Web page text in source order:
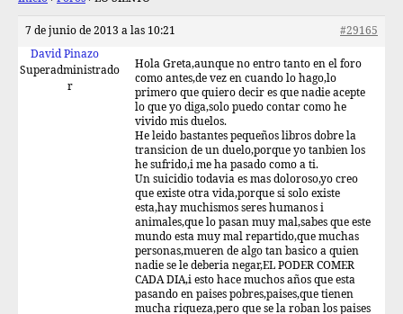
7 de junio de 2013 a las 10:21
#29165
David Pinazo
Superadministrado
r
Hola Greta,aunque no entro tanto en el foro
como antes,de vez en cuando lo hago,lo
primero que quiero decir es que nadie acepte
lo que yo diga,solo puedo contar como he
vivido mis duelos.
He leido bastantes pequeños libros dobre la
transicion de un duelo,porque yo tanbien los
he sufrido,i me ha pasado como a ti.
Un suicidio todavia es mas doloroso,yo creo
que existe otra vida,porque si solo existe
esta,hay muchismos seres humanos i
animales,que lo pasan muy mal,sabes que este
mundo esta muy mal repartido,que muchas
personas,mueren de algo tan basico a quien
nadie se le deberia negar,EL PODER COMER
CADA DIA,i esto hace muchos años que esta
pasando en paises pobres,paises,que tienen
mucha riqueza,pero que se la roban los paises